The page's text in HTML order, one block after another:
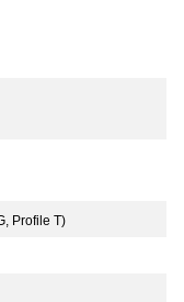
Profile T)